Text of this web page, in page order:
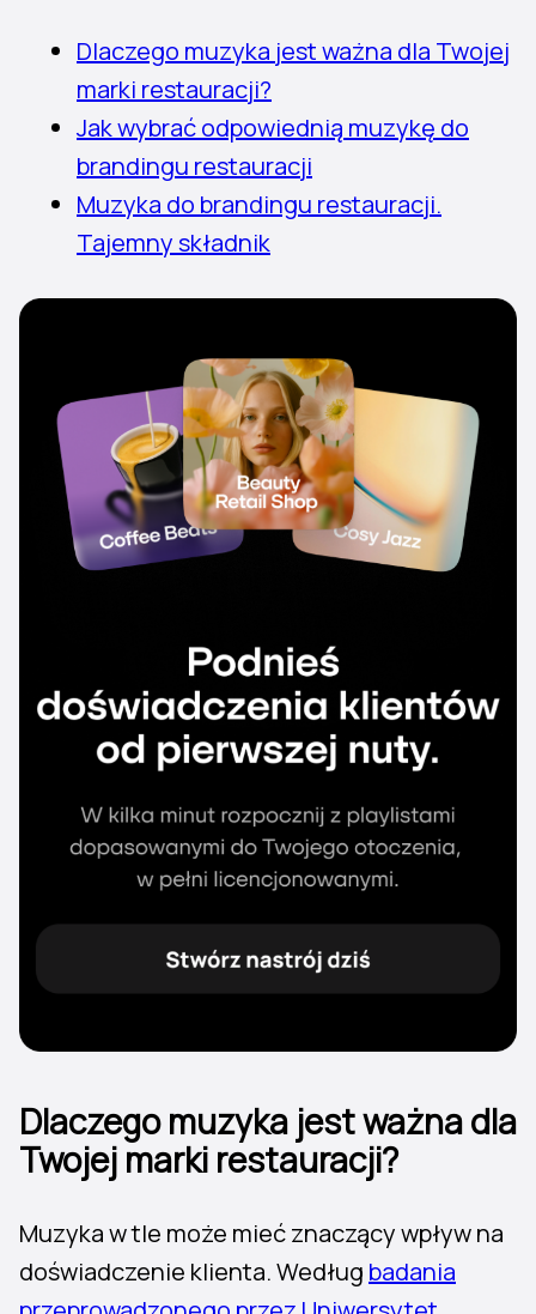
Dlaczego muzyka jest ważna dla Twojej
marki restauracji?
Jak wybrać odpowiednią muzykę do
brandingu restauracji
Muzyka do brandingu restauracji.
Tajemny składnik
Dlaczego muzyka jest ważna dla
Twojej marki restauracji?
Muzyka w tle może mieć znaczący wpływ na
doświadczenie klienta. Według badania